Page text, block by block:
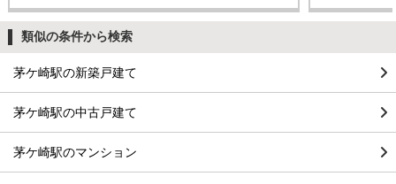
類似の条件から検索
茅ケ崎駅の新築戸建て
茅ケ崎駅の中古戸建て
茅ケ崎駅のマンション